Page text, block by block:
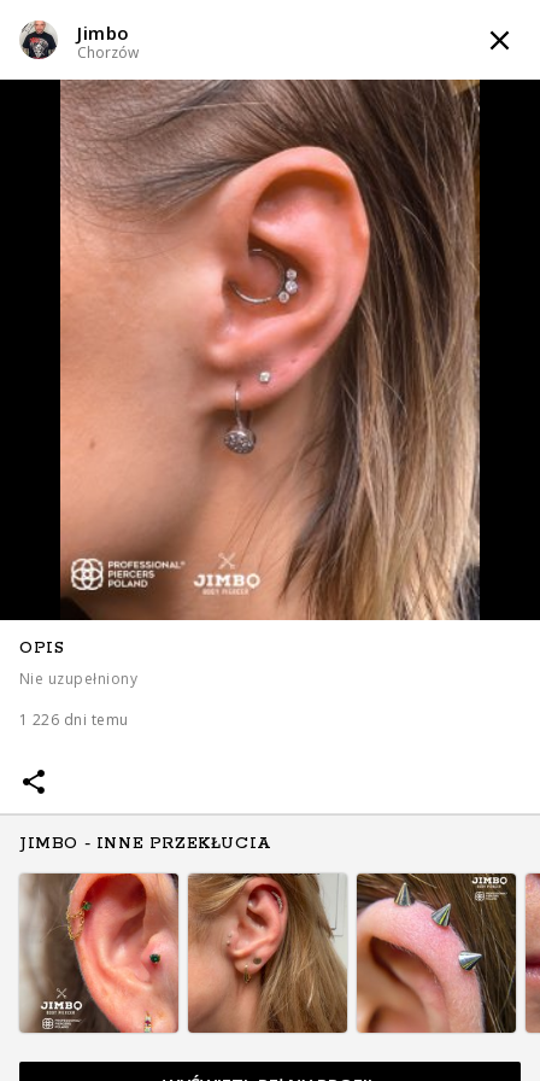
Jimbo
Chorzów
WIADOMOŚĆ
KOMPOZYCJE INFO
Jimbo
Chorzów
OPIS
Nie uzupełniony
1 226 dni temu
JIMBO - INNE PRZEKŁUCIA